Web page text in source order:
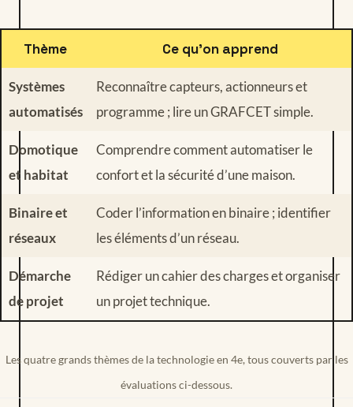
Thème Ce qu’on apprend
Systèmes
automatisés
Reconnaître capteurs, actionneurs et
programme ; lire un GRAFCET simple.
Domotique
et habitat
Comprendre comment automatiser le
confort et la sécurité d’une maison.
Binaire et
réseaux
Coder l’information en binaire ; identifier
les éléments d’un réseau.
Démarche
de projet
Rédiger un cahier des charges et organiser
un projet technique.
Les quatre grands thèmes de la technologie en 4e, tous couverts par les
évaluations ci-dessous.